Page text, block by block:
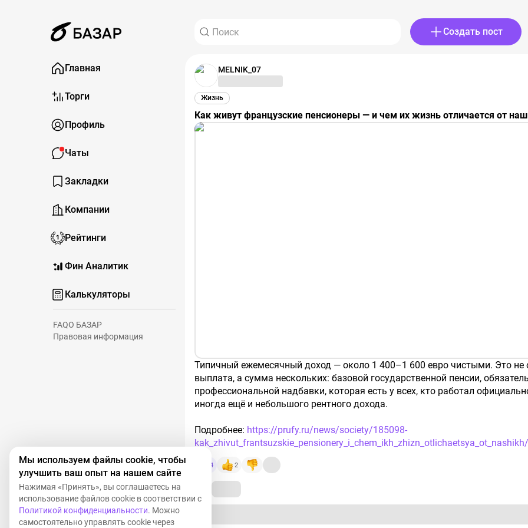
Создать пост
Главная
Торги
Профиль
Чаты
Закладки
Компании
Рейтинги
Фин Аналитик
Калькуляторы
FAQО БАЗАР
Правовая информация
MELNIK_07
Жизнь
Как живут французские пенсионеры — и чем их жизнь отличается от
Типичный ежемесячный доход — около 1 400–1 600 евро чистыми. Это не
выплата, а сумма нескольких: базовой государственной пенсии,
профессиональной надбавки, которая есть у всех, кто работал
иногда ещё и небольшого рентного дохода.
Подробнее: https://prufy.ru/news/society/185098-
kak_zhivut_frantsuzskie_pensionery_i_chem_ikh_zhizn_otlichaetsya_ot_nashikh/
4 2
Мы используем файлы cookie, чтобы
улучшить ваш опыт на нашем сайте
Нажимая «Принять», вы соглашаетесь на
использование файлов cookie в соответствии с
Политикой конфиденциальности. Можно
самостоятельно управлять cookie через